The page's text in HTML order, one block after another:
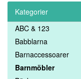
Kategorier
ABC & 123
Babblarna
Barnaccessoarer
Barnmöbler